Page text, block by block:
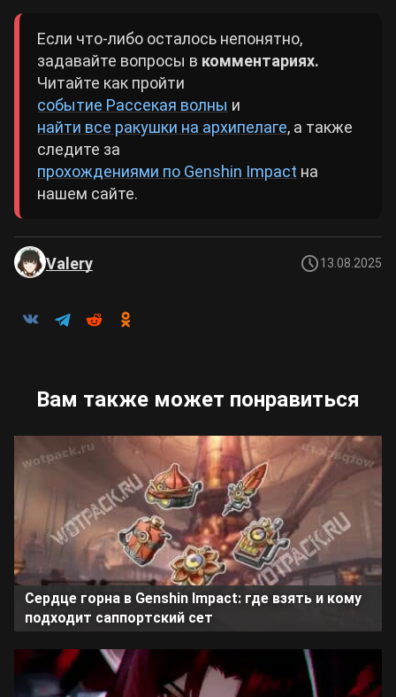
Если что-либо осталось непонятно,
задавайте вопросы в комментариях.
Читайте как пройти
событие Рассекая волны и
найти все ракушки на архипелаге, а также
следите за
прохождениями по Genshin Impact на
нашем сайте.
Valery 13.08.2025
Вам также может понравиться
Сердце горна в Genshin Impact: где взять и кому
подходит саппортский сет